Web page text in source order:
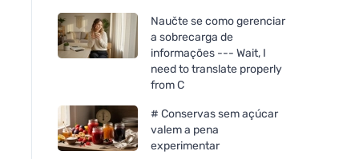
Naučte se como gerenciar
a sobrecarga de
informações --- Wait, I
need to translate properly
from C
# Conservas sem açúcar
valem a pena
experimentar